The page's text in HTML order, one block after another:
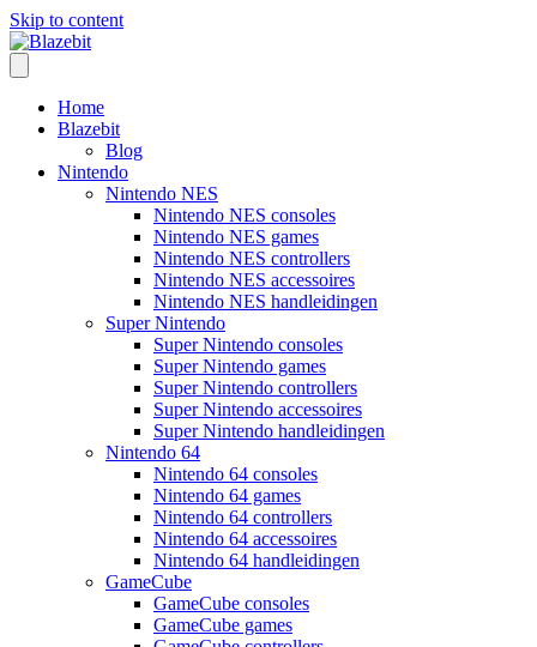
Skip to content
Home
Blazebit
Blog
Nintendo
Nintendo NES
Nintendo NES consoles
Nintendo NES games
Nintendo NES controllers
Nintendo NES accessoires
Nintendo NES handleidingen
Super Nintendo
Super Nintendo consoles
Super Nintendo games
Super Nintendo controllers
Super Nintendo accessoires
Super Nintendo handleidingen
Nintendo 64
Nintendo 64 consoles
Nintendo 64 games
Nintendo 64 controllers
Nintendo 64 accessoires
Nintendo 64 handleidingen
GameCube
GameCube consoles
GameCube games